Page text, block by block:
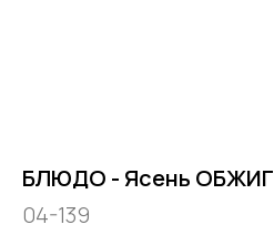
БЛЮДО - Ясень ОБЖИГ
04-139